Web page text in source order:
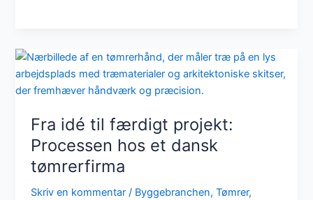
får
du
mest
ud
af
dit
samarbejde?
Fra idé til færdigt projekt:
Processen hos et dansk
tømrerfirma
Skriv en kommentar / Byggebranchen,Tømrer,